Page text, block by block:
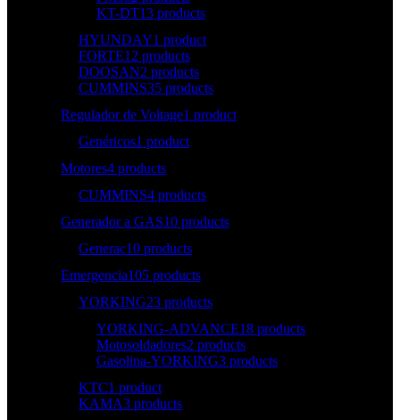
KT-DT13 products
HYUNDAY1 product
FORTE12 products
DOOSAN2 products
CUMMINS35 products
Regulador de Voltage1 product
Genéricos1 product
Motores4 products
CUMMINS4 products
Generador a GAS10 products
Generac10 products
Emergencia105 products
YORKING23 products
YORKING-ADVANCE18 products
Motosoldadores2 products
Gasolina-YORKING3 products
KTC1 product
KAMA3 products